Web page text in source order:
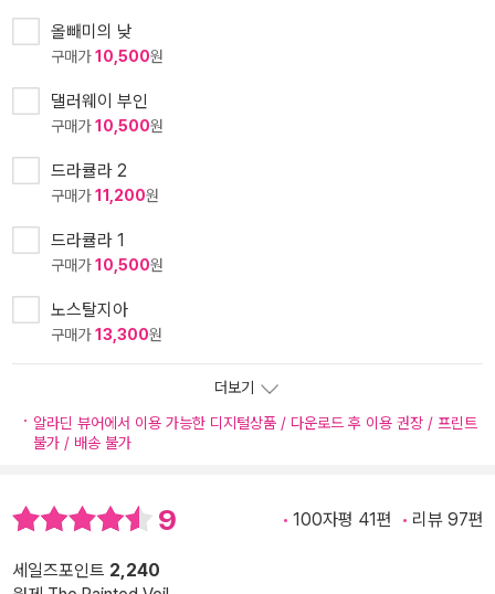
올빼미의 낮
구매가10,500원
댈러웨이 부인
구매가10,500원
드라큘라 2
구매가11,200원
드라큘라 1
구매가10,500원
노스탈지아
구매가13,300원
더보기
알라딘 뷰어에서 이용 가능한 디지털상품 / 다운로드 후 이용 권장 / 프린트
불가 / 배송 불가
9 100자평 41편 리뷰 97편
세일즈포인트 2,240